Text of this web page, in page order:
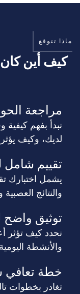
ماذا تتوقع
كيف أين
مراجعة
نبدأ بفهم
لديك، وكيف
تقييم شامل
يشمل اختبارك
والنتائج
توثيق واضح
نحدد كيف تؤثر
والأنشطة
خطة
تغادر بخطوات